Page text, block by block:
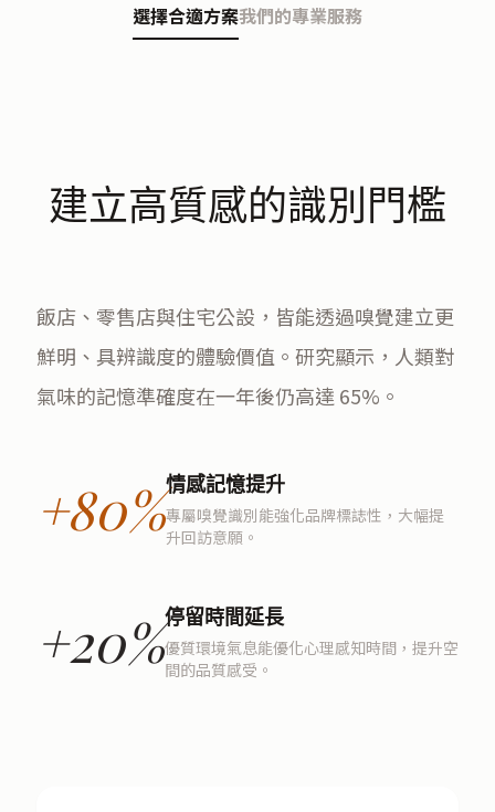
選擇合適方案我們的專業服務
建立高質感的識別門檻
飯店、零售店與住宅公設，皆能透過嗅覺建立更
鮮明、具辨識度的體驗價值。研究顯示，人類對
氣味的記憶準確度在一年後仍高達 65%。
+80%情感記憶提升
專屬嗅覺識別能強化品牌標誌性，大幅提
升回訪意願。
+20%停留時間延長
優質環境氣息能優化心理感知時間，提升空
間的品質感受。